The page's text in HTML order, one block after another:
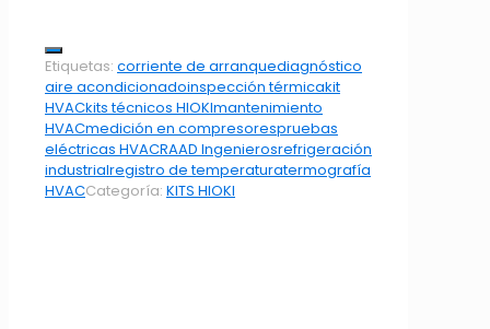
Etiquetas: corriente de arranquediagnóstico
aire acondicionadoinspección térmicakit
HVACkits técnicos HIOKImantenimiento
HVACmedición en compresorespruebas
eléctricas HVACRAAD Ingenierosrefrigeración
industrialregistro de temperaturatermografía
HVACCategoría: KITS HIOKI